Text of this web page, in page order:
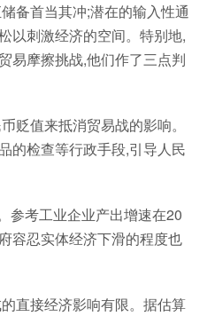
备首当其冲;潜在的输入性通
以刺激经济的空间。特别地,
易摩擦挑战,他们作了三点判
贬值来抵消贸易战的影响。
的检查等行政手段,引导人民
参考工业企业产出增速在20
容忍实体经济下滑的程度也
直接经济影响有限。据估算